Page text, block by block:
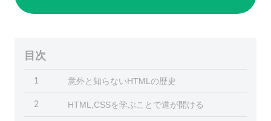
目次
1 意外と知らないHTMLの歴史
2 HTML,CSSを学ぶことで道が開ける